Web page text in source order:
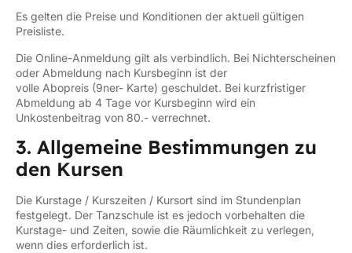
Es gelten die Preise und Konditionen der aktuell gültigen
Preisliste.
Die Online-Anmeldung gilt als verbindlich. Bei Nichterscheinen
oder Abmeldung nach Kursbeginn ist der
volle Abopreis (9ner- Karte) geschuldet. Bei kurzfristiger
Abmeldung ab 4 Tage vor Kursbeginn wird ein
Unkostenbeitrag von 80.- verrechnet.
3. Allgemeine Bestimmungen zu
den Kursen
Die Kurstage / Kurszeiten / Kursort sind im Stundenplan
festgelegt. Der Tanzschule ist es jedoch vorbehalten die
Kurstage- und Zeiten, sowie die Räumlichkeit zu verlegen,
wenn dies erforderlich ist.